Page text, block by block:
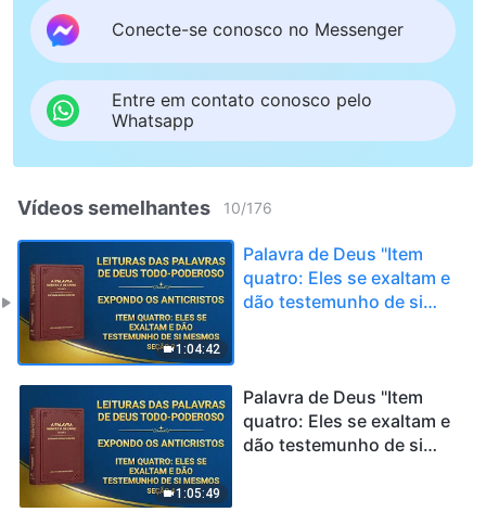
Conecte-se conosco no Messenger
Entre em contato conosco pelo
Whatsapp
Vídeos semelhantes 10/176
1:04:42
Palavra de Deus "Item
quatro: Eles se exaltam e
dão testemunho de si
1:05:49
Palavra de Deus "Item
quatro: Eles se exaltam e
dão testemunho de si